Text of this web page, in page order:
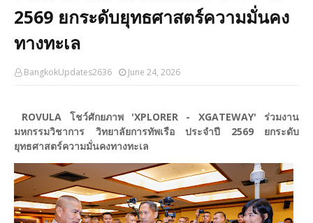
2569 ยกระดับยุทธศาสตร์ความมั่นคง
ทางทะเล
BangkokUpdates2636 June 24, 2026
ROVULA โชว์ศักยภาพ 'XPLORER - XGATEWAY' ร่วมงาน
มหกรรมวิชาการ วิทยาลัยการทัพเรือ ประจำปี 2569 ยกระดับ
ยุทธศาสตร์ความมั่นคงทางทะเล